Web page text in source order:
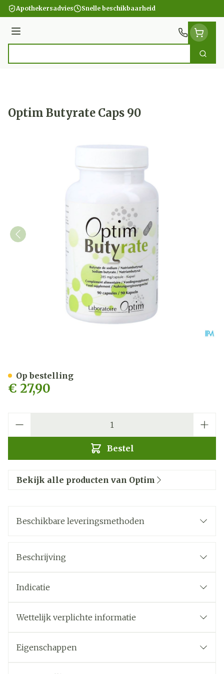
Ga naar de inhoud
Apothekersadvies Snelle beschikbaarheid
Menu
Zoek
Optim Butyrate Caps 90
€ 27,90
Bestel
Op bestelling
Bekijk alle producten van Optim
Beschikbare leveringsmethoden
Beschrijving
Indicatie
Wettelijk verplichte informatie
Eigenschappen